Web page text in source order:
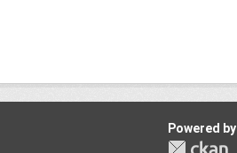
Powered by